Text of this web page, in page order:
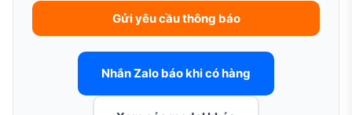
Gửi yêu cầu thông báo
Nhắn Zalo báo khi có hàng